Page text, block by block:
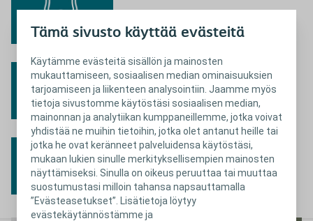
Tämä sivusto käyttää evästeitä
Käytämme evästeitä sisällön ja mainosten
mukauttamiseen, sosiaalisen median ominaisuuksien
tarjoamiseen ja liikenteen analysointiin. Jaamme myös
tietoja sivustomme käytöstäsi sosiaalisen median,
mainonnan ja analytiikan kumppaneillemme, jotka voivat
yhdistää ne muihin tietoihin, jotka olet antanut heille tai
jotka he ovat keränneet palveluidensa käytöstäsi,
mukaan lukien sinulle merkityksellisempien mainosten
näyttämiseksi. Sinulla on oikeus peruuttaa tai muuttaa
suostumustasi milloin tahansa napsauttamalla
”Evästeasetukset”. Lisätietoja löytyy
evästekäytännöstämme ja